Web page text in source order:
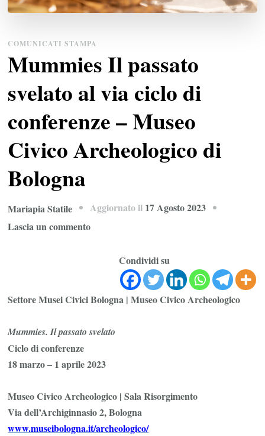
COMUNICATI STAMPA
Mummies Il passato
svelato al via ciclo di
conferenze – Museo
Civico Archeologico di
Bologna
Mariapia Statile Aggiornato il 17 Agosto 2023
Lascia un commentosu
al
ciclo
conferenze
Museo
Civico
Condividi su
Settore Musei Civici Bologna | Museo Civico Archeologico
Mummies. Il passato svelato
Ciclo di conferenze
18 marzo – 1 aprile 2023
Museo Civico Archeologico | Sala Risorgimento
Via dell’Archiginnasio 2, Bologna
www.museibologna.it/archeologico/